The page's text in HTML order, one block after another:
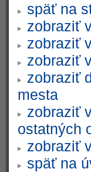
späť na
zobraziť
zobraziť
zobraziť
zobraziť
mesta
zobraziť
ostatných
zobraziť
späť na